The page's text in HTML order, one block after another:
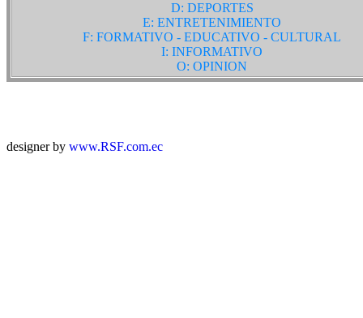
D: DEPORTES
E: ENTRETENIMIENTO
F: FORMATIVO - EDUCATIVO - CULTURAL
I: INFORMATIVO
O: OPINION
designer by www.RSF.com.ec